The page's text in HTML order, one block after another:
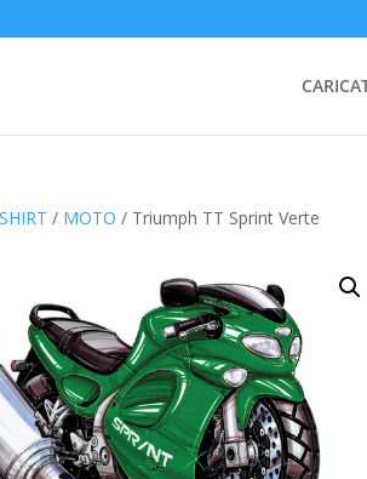
/ MOTO / Triumph TT Sprint Verte